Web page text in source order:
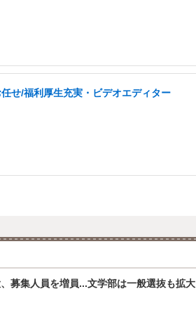
せ/福利厚生充実・ビデオエディター
募集人員を増員...文学部は一般選抜も拡大